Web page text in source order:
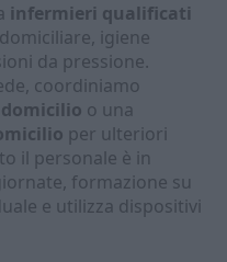
infermieri qualificati
igiene
da pressione.
coordiniamo
o una
per ulteriori
il personale è in
formazione su
e utilizza dispositivi